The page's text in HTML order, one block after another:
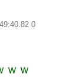
0
ｗｗ